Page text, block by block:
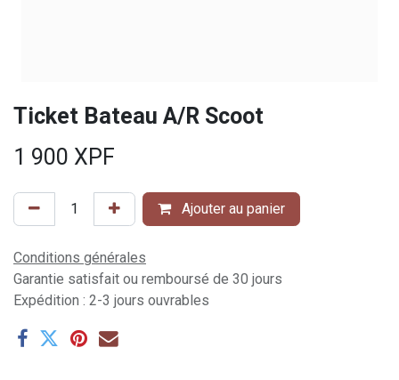
Ticket Bateau A/R Scoot
1 900 XPF
Ajouter au panier
Conditions générales
Garantie satisfait ou remboursé de 30 jours
Expédition : 2-3 jours ouvrables